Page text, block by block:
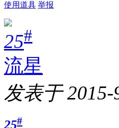
使用道具 举报
25#
流星
发表于
25#